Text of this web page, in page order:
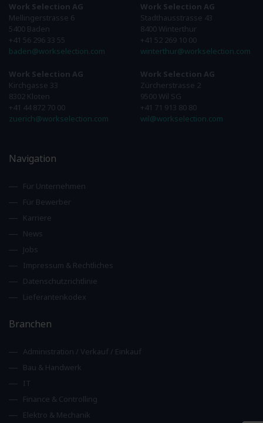
Work Selection AG
Mellingerstrasse 6
5400 Baden
+41 56 296 33 55
baden@workselection.com
Work Selection AG
Kirchgasse 33
8302 Kloten
+41 44 872 70 00
zuerich@workselection.com
Work Selection AG
Stadthausstrasse 43
8400 Winterthur
+41 52 269 10 00
winterthur@workselection.com
Work Selection AG
Zürcherstrasse 2
9500 Wil SG
+41 71 913 80 80
wil@workselection.com
Navigation
Für Unternehmen
Für Bewerber
Karriere
News
Jobs
Impressum & Rechtliches
Datenschutzrichtlinie
Lieferantenkodex
Branchen
Administration / Verkauf / Einkauf
Bau & Handwerk
IT
Finance & Controlling
Elektro & Mechanik